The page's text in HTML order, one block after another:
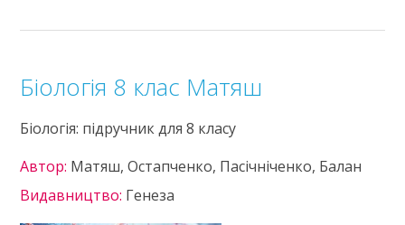
Біологія 8 клас Матяш
Біологія: підручник для 8 класу
Автор: Матяш, Остапченко, Пасічніченко, Балан
Видавництво: Генеза